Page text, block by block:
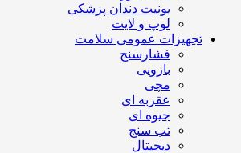
یونیت دندان پزشکی
لوپ و لایت
تجهیزات عمومی سلامت
فشارسنج
بازویی
مچی
عقربه ای
جیوه ای
تب سنج
دیجیتال